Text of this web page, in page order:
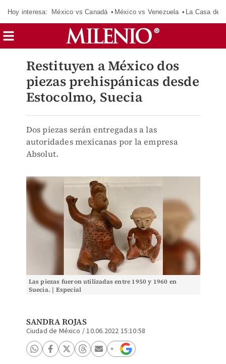
Hoy interesa: México vs Canadá México vs Venezuela La Casa de
Restituyen a México dos
piezas prehispánicas desde
Estocolmo, Suecia
Dos piezas serán entregadas a las
autoridades mexicanas por la empresa
Absolut.
Las piezas fueron utilizadas entre 1950 y 1960 en
Suecia. | Especial
SANDRA ROJAS
Ciudad de México /10.06.2022 15:10:58